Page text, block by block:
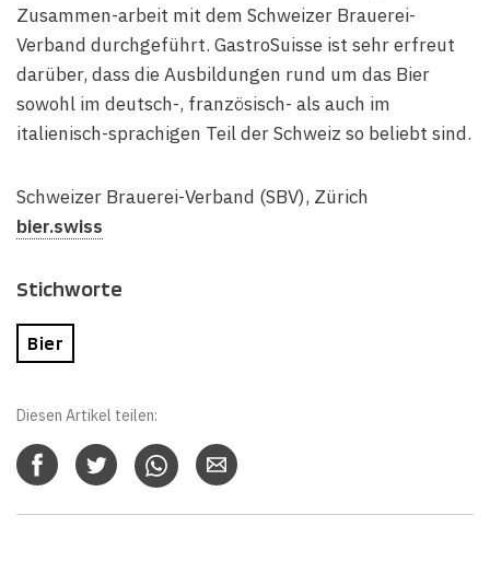
Zusammen-arbeit mit dem Schweizer Brauerei-
Verband durchgeführt. GastroSuisse ist sehr erfreut
darüber, dass die Ausbildungen rund um das Bier
sowohl im deutsch-, französisch- als auch im
italienisch-sprachigen Teil der Schweiz so beliebt sind.
Schweizer Brauerei-Verband (SBV), Zürich
bier.swiss
Stichworte
Bier
Diesen Artikel teilen: